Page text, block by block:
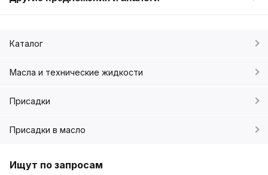
Каталог
Масла и технические жидкости
Присадки
Присадки в масло
Ищут по запросам